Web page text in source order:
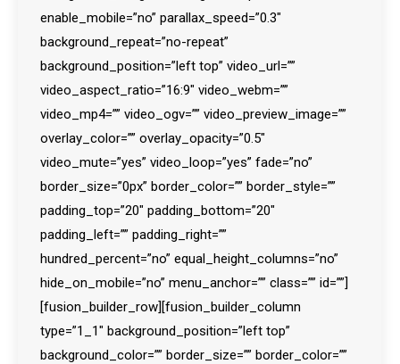
enable_mobile=”no” parallax_speed=”0.3″
background_repeat=”no-repeat”
background_position=”left top” video_url=””
video_aspect_ratio=”16:9″ video_webm=””
video_mp4=”” video_ogv=”” video_preview_image=””
overlay_color=”” overlay_opacity=”0.5″
video_mute=”yes” video_loop=”yes” fade=”no”
border_size=”0px” border_color=”” border_style=””
padding_top=”20″ padding_bottom=”20″
padding_left=”” padding_right=””
hundred_percent=”no” equal_height_columns=”no”
hide_on_mobile=”no” menu_anchor=”” class=”” id=””]
[fusion_builder_row][fusion_builder_column
type=”1_1″ background_position=”left top”
background_color=”” border_size=”” border_color=””